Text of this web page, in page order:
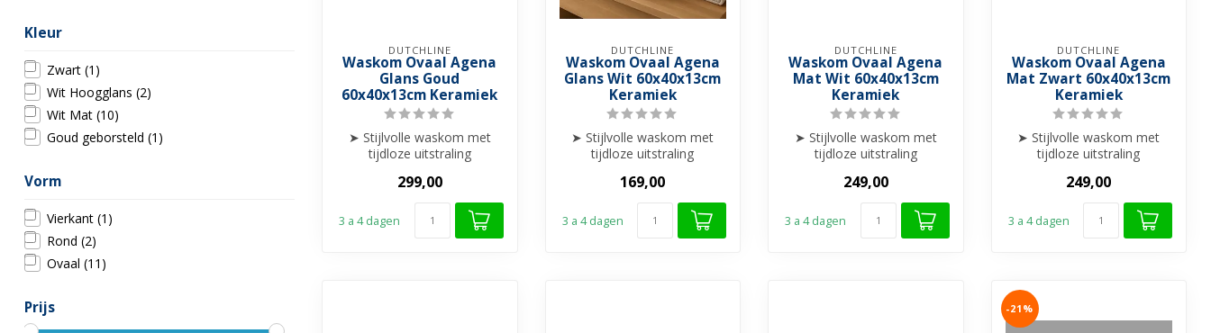
Kleur
Zwart (1)
Wit Hoogglans (2)
Wit Mat (10)
Goud geborsteld (1)
Vorm
Vierkant (1)
Rond (2)
Ovaal (11)
Prijs
DUTCHLINE
Waskom Ovaal Agena
Glans Goud
60x40x13cm Keramiek
➤ Stijlvolle waskom met
tijdloze uitstraling
comfort én ...
299,00
3 a 4 dagen
DUTCHLINE
Waskom Ovaal Agena
Glans Wit 60x40x13cm
Keramiek
➤ Stijlvolle waskom met
tijdloze uitstraling
comfort én ...
169,00
3 a 4 dagen
DUTCHLINE
Waskom Ovaal Agena
Mat Wit 60x40x13cm
Keramiek
➤ Stijlvolle waskom met
tijdloze uitstraling
comfort én ...
249,00
3 a 4 dagen
DUTCHLINE
Waskom Ovaal Agena
Mat Zwart 60x40x13cm
Keramiek
➤ Stijlvolle waskom met
tijdloze uitstraling
comfort én ...
249,00
3 a 4 dagen
-21%